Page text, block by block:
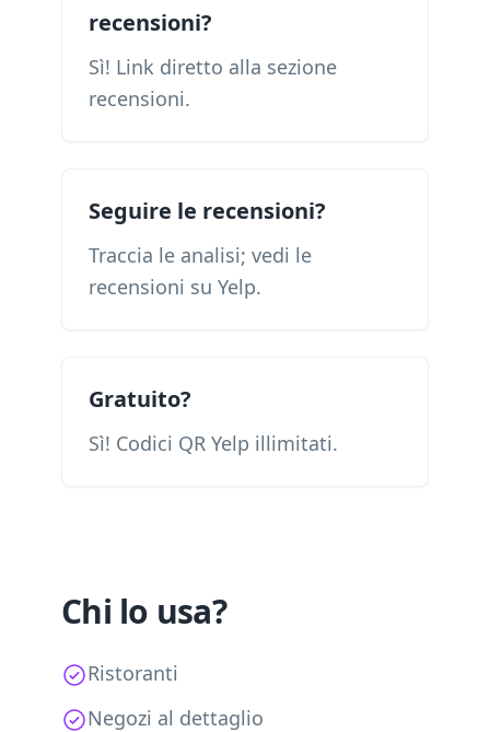
recensioni?
Sì! Link diretto alla sezione
recensioni.
Seguire le recensioni?
Traccia le analisi; vedi le
recensioni su Yelp.
Gratuito?
Sì! Codici QR Yelp illimitati.
Chi lo usa?
Ristoranti
Negozi al dettaglio